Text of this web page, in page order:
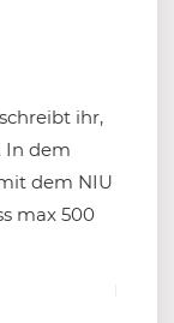
ihr,
In dem
dem NIU
max 500